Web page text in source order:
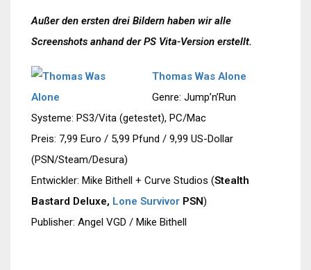
Außer den ersten drei Bildern haben wir alle
Screenshots anhand der PS Vita-Version erstellt.
Thomas Was Alone
Genre: Jump’n’Run
Systeme: PS3/Vita (getestet), PC/Mac
Preis: 7,99 Euro / 5,99 Pfund / 9,99 US-Dollar
(PSN/Steam/Desura)
Entwickler: Mike Bithell + Curve Studios (Stealth
Bastard Deluxe, Lone Survivor PSN)
Publisher: Angel VGD / Mike Bithell